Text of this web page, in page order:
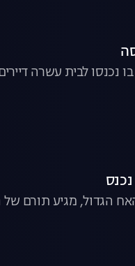
נכנסו לבית עשרה
הגדול, מגיע תורם